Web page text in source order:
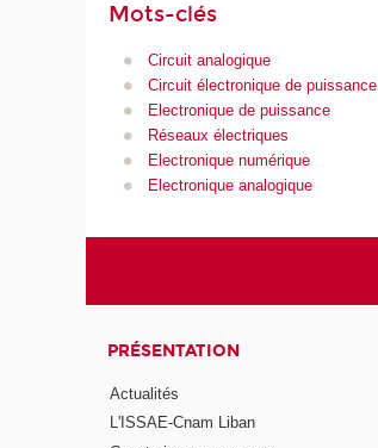
Mots-clés
Circuit analogique
Circuit électronique de puissance
Electronique de puissance
Réseaux électriques
Electronique numérique
Electronique analogique
PRÉSENTATION
Actualités
L'ISSAE-Cnam Liban